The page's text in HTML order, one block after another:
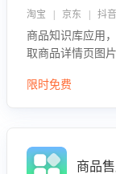
淘宝 | 京东 | 抖
商品知识库应用
取商品详情页图
限时免费
商品